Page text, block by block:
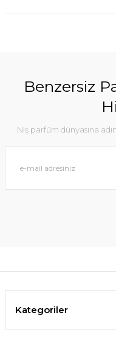
Benzersiz
Niş parfüm dünyasına
Kategoriler